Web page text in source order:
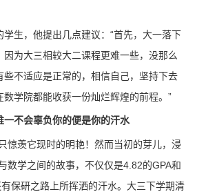
生，他提出几点建议：“首先，大一落下
因为大三相较大二课程更难一些，没那么
些不适应是正常的，相信自己，坚持下去
学院都能收获一份灿烂辉煌的前程。”
一不会辜负你的便是你的汗水
惊羡它现时的明艳！然而当初的芽儿，浸
数学之间的故事，不仅仅是4.82的GPA和
有保研之路上所挥洒的汗水。大三下学期清